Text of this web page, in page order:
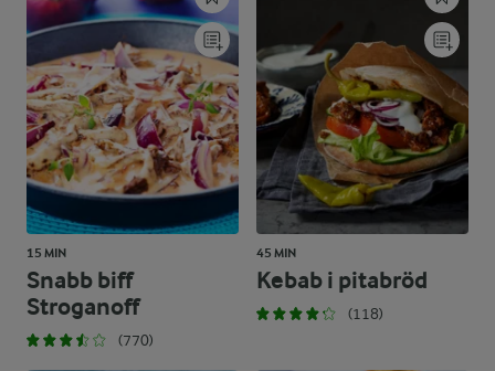
15 MIN
Snabb biff
Stroganoff
(770)
45 MIN
Kebab i pitabröd
(118)